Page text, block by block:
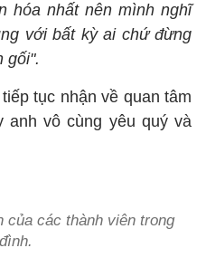
hóa nhất nên mình nghĩ
với bất kỳ ai chứ đừng
gối".
tục nhận về quan tâm
anh vô cùng yêu quý và
của các thành viên trong